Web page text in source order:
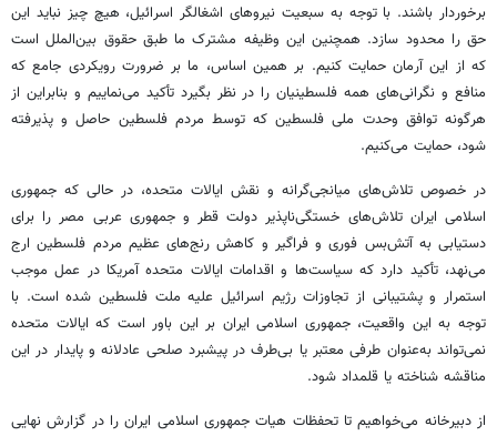
برخوردار باشند. با توجه به سبعیت نیروهای اشغالگر اسرائیل، هیچ چیز نباید این
حق را محدود سازد. همچنین این وظیفه مشترک ما طبق حقوق بین‌الملل است
که از این آرمان‌ حمایت کنیم. بر همین اساس، ما بر ضرورت رویکردی جامع که
منافع و نگرانی‌های همه فلسطینیان را در نظر بگیرد تأکید می‌نماییم و بنابراین از
هرگونه توافق وحدت ملی فلسطین که توسط مردم فلسطین حاصل و پذیرفته
شود، حمایت می‌کنیم.
در خصوص تلاش‌های میانجی‌گرانه و نقش ایالات متحده، در حالی که جمهوری
اسلامی ایران تلاش‌های خستگی‌ناپذیر دولت قطر و جمهوری عربی مصر را برای
دستیابی به آتش‌بس فوری و فراگیر و کاهش رنج‌های عظیم مردم فلسطین ارج
می‌نهد، تأکید دارد که سیاست‌ها و اقدامات ایالات متحده آمریکا در عمل موجب
استمرار و پشتیبانی از تجاوزات رژیم اسرائیل علیه ملت فلسطین شده است. با
توجه به این واقعیت، جمهوری اسلامی ایران بر این باور است که ایالات متحده
نمی‌تواند به‌عنوان طرفی معتبر یا بی‌طرف در پیشبرد صلحی عادلانه و پایدار در این
مناقشه شناخته یا قلمداد شود.
از دبیرخانه می‌خواهیم تا تحفظات هیات جمهوری اسلامی ایران را در گزارش نهایی